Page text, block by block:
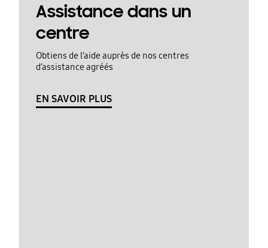
Assistance dans un
centre
Obtiens de l’aide auprès de nos centres
d’assistance agréés
EN SAVOIR PLUS